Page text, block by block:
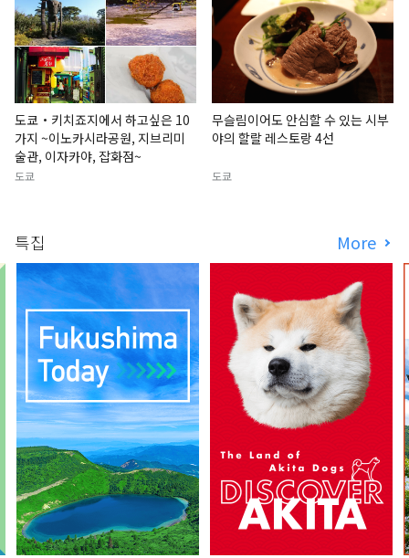
도쿄・키치죠지에서 하고싶은 10
가지 ~이노카시라공원, 지브리미
술관, 이자카야, 잡화점~
도쿄
무슬림이어도 안심할 수 있는 시부
야의 할랄 레스토랑 4선
도쿄
특집 More